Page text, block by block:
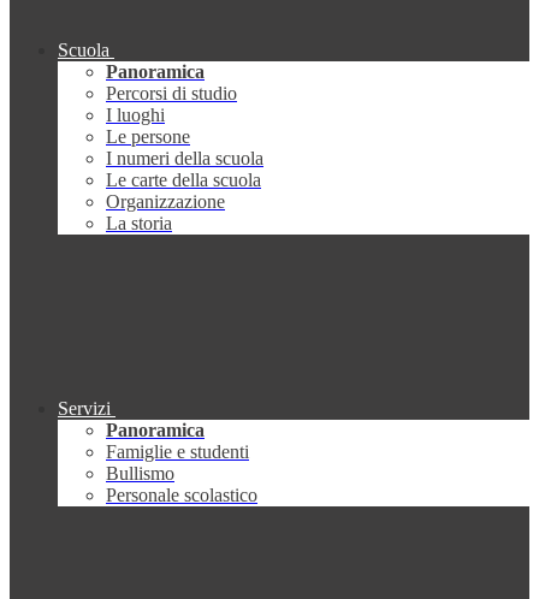
Scuola
Panoramica
Percorsi di studio
I luoghi
Le persone
I numeri della scuola
Le carte della scuola
Organizzazione
La storia
Servizi
Panoramica
Famiglie e studenti
Bullismo
Personale scolastico